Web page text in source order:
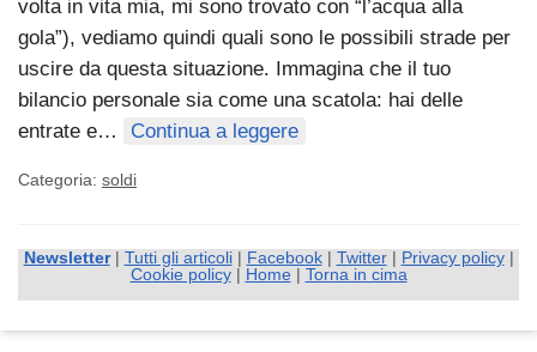
volta in vita mia, mi sono trovato con “l’acqua alla
gola”), vediamo quindi quali sono le possibili strade per
uscire da questa situazione. Immagina che il tuo
bilancio personale sia come una scatola: hai delle
entrate e…
Continua a leggere
Categoria: soldi
Newsletter| Tutti gli articoli| Facebook| Twitter| Privacy policy|
Cookie policy| Home| Torna in cima